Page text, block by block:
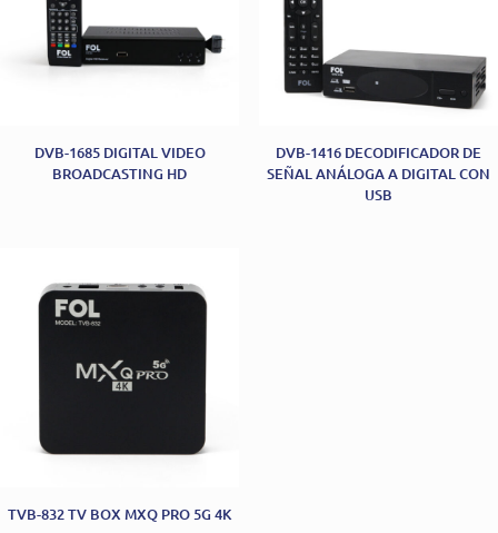
DVB-1685 DIGITAL VIDEO
BROADCASTING HD
DVB-1416 DECODIFICADOR DE
SEÑAL ANÁLOGA A DIGITAL CON
USB
TVB-832 TV BOX MXQ PRO 5G 4K